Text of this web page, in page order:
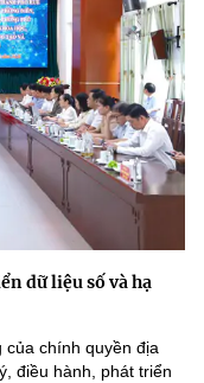
dữ liệu số và hạ
của chính quyền địa
điều hành, phát triển